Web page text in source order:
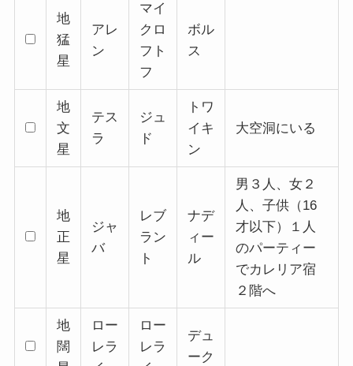
地
猛
星
アレ
ン
マイ
クロ
フト
フ
ボル
ス
地
文
星
テス
ラ
ジュ
ド
トワ
イキ
ン
大空洞にいる
地
正
星
ジャ
バ
レブ
ラン
ト
ナデ
ィー
ル
男３人、女２
人、子供（16
才以下）１人
のパーティー
でカレリア宿
２階へ
地
闊
ロー
レラ
ロー
レラ
デュ
ーク